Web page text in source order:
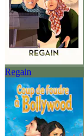
Regain